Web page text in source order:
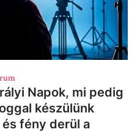
Napok, mi pedig
készülünk
fény derül a